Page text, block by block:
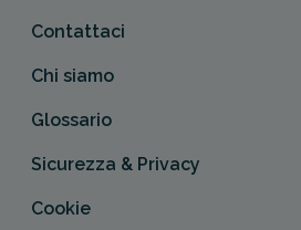
Contattaci
Chi siamo
Glossario
Sicurezza & Privacy
Cookie